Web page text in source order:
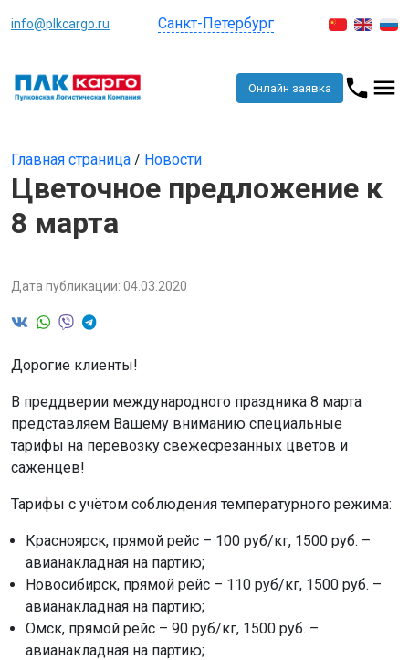
info@plkcargo.ru Санкт-Петербург
Онлайн заявка
Главная страница / Новости
Цветочное предложение к
8 марта
Дата публикации: 04.03.2020
Дорогие клиенты!
В преддверии международного праздника 8 марта
представляем Вашему вниманию специальные
тарифы на перевозку свежесрезанных цветов и
саженцев!
Тарифы с учётом соблюдения температурного режима:
Красноярск, прямой рейс – 100 руб/кг, 1500 руб. –
авианакладная на партию;
Новосибирск, прямой рейс – 110 руб/кг, 1500 руб. –
авианакладная на партию;
Омск, прямой рейс – 90 руб/кг, 1500 руб. –
авианакладная на партию;